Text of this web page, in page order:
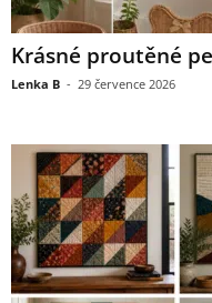
Krásné proutěné
Lenka B - 29 července 2026